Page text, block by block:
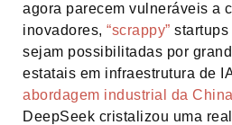
agora parecem vulneráveis a
inovadores, “scrappy” startups
sejam possibilitadas por
estatais em infraestrutura de
abordagem industrial da China
DeepSeek cristalizou uma